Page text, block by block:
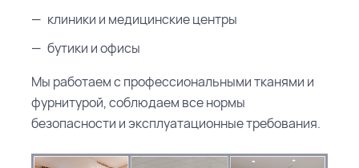
клиники и медицинские центры
бутики и офисы
Мы работаем с профессиональными тканями и
фурнитурой, соблюдаем все нормы
безопасности и эксплуатационные требования.